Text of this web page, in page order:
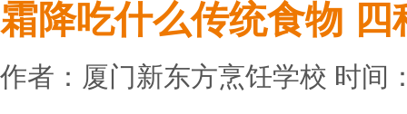
霜降吃什么传统食物 四
作者：厦门新东方烹饪学校 时间